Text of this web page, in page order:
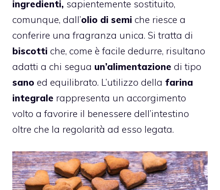
ingredienti, sapientemente sostituito,
comunque, dall’olio di semi che riesce a
conferire una fragranza unica. Si tratta di
biscotti che, come è facile dedurre, risultano
adatti a chi segua un’alimentazione di tipo
sano ed equilibrato. L’utilizzo della farina
integrale rappresenta un accorgimento
volto a favorire il benessere dell’intestino
oltre che la regolarità ad esso legata.